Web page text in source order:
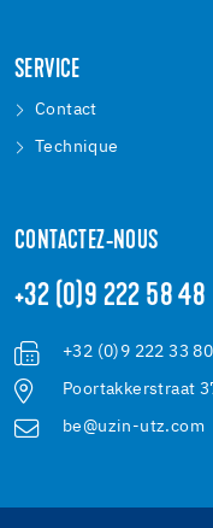
SERVICE
Contact
Technique
CONTACTEZ-NOUS
+32 (0)9 222 58 48
+32 (0)9 222 33 80
Poortakkerstraat
be@uzin-utz.com